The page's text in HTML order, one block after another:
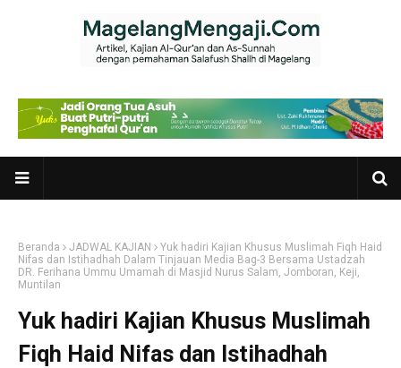
Beranda JADWAL KAJIAN
Yuk hadiri Kajian Khusus Muslimah Fiqh Haid
Nifas dan Istihadhah Dalam Tinjauan Media Bag-3 Bersama Ustadzah
DR. Ferihana Ummu Umamah di Masjid Nurus Salam, Jomboran, Keji,
Muntilan
Yuk hadiri Kajian Khusus Muslimah
Fiqh Haid Nifas dan Istihadhah